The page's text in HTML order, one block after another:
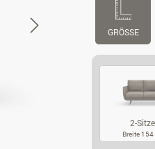
GRÖSSE
2-
Breite 154